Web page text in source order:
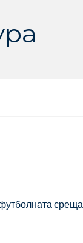
среща